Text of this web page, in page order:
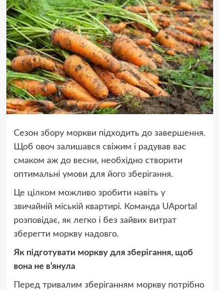
Сезон збору моркви підходить до завершення.
Щоб овоч залишався свіжим і радував вас
смаком аж до весни, необхідно створити
оптимальні умови для його зберігання.
Це цілком можливо зробити навіть у
звичайній міській квартирі. Команда UAportal
розповідає, як легко і без зайвих витрат
зберегти моркву надовго.
Як підготувати моркву для зберігання, щоб
вона не в’янула
Перед тривалим зберіганням моркву потрібно